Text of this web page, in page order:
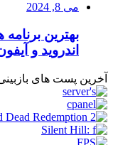
می 8, 2024
اندروید و
آخرین پست های